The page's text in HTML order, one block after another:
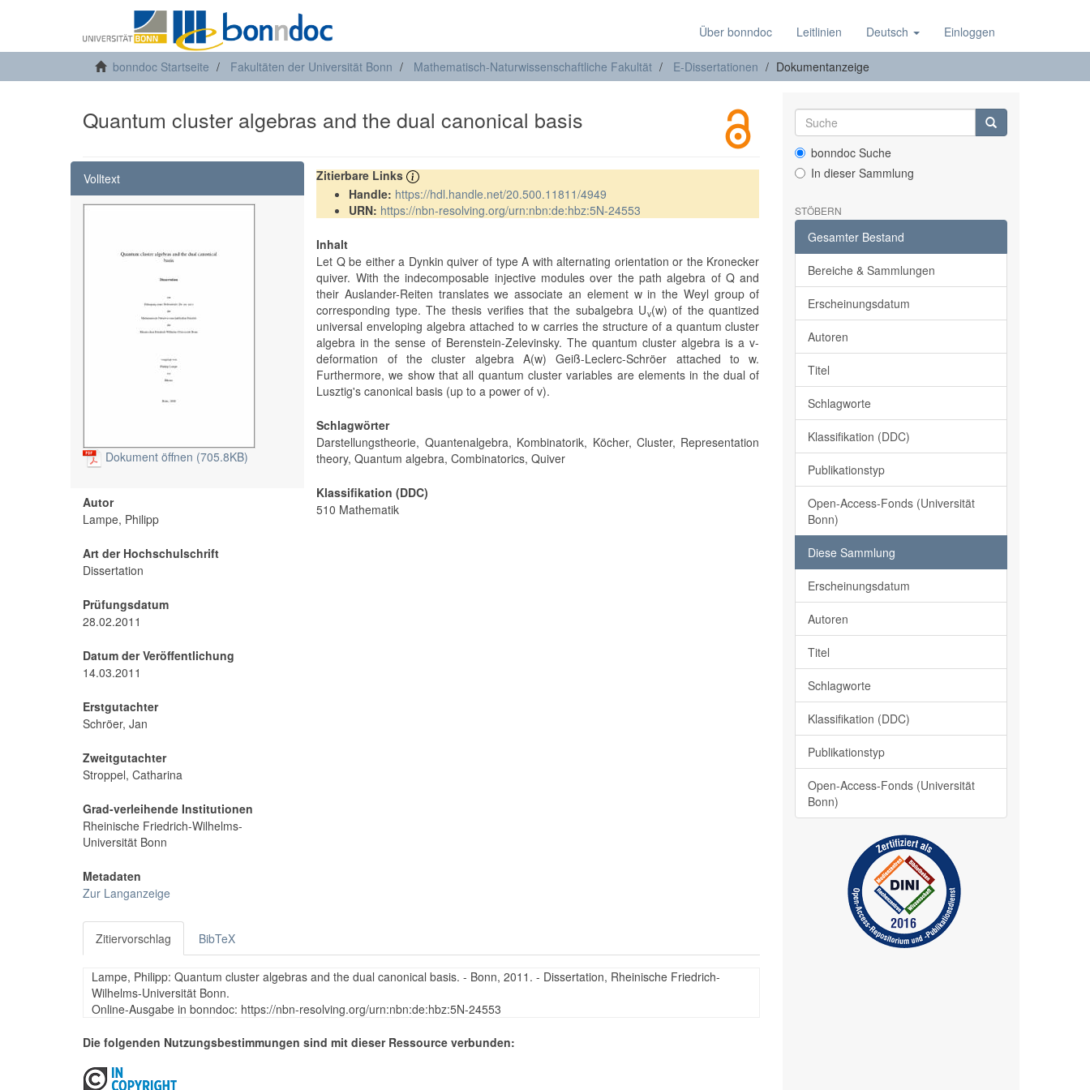
Über bonndoc Leitlinien Deutsch Einloggen
bonndoc Startseite Fakultäten der Universität Bonn Mathematisch-Naturwissenschaftliche Fakultät E-Dissertationen Dokumentanzeige
Quantum cluster algebras and the dual canonical basis
Volltext
Dokument öffnen (705.8KB)
Autor
Lampe, Philipp
Art der Hochschulschrift
Dissertation
Prüfungsdatum
28.02.2011
Datum der Veröffentlichung
14.03.2011
Erstgutachter
Schröer, Jan
Zweitgutachter
Stroppel, Catharina
Grad-verleihende Institutionen
Rheinische Friedrich-Wilhelms-
Universität Bonn
Metadaten
Zur Langanzeige
Zitierbare Links
Handle: https://hdl.handle.net/20.500.11811/4949
URN: https://nbn-resolving.org/urn:nbn:de:hbz:5N-24553
Inhalt
Let Q be either a Dynkin quiver of type A with alternating orientation or the Kronecker
quiver. With the indecomposable injective modules over the path algebra of Q and
their Auslander-Reiten translates we associate an element w in the Weyl group of
corresponding type. The thesis verifies that the subalgebra Uv(w) of the quantized
universal enveloping algebra attached to w carries the structure of a quantum cluster
algebra in the sense of Berenstein-Zelevinsky. The quantum cluster algebra is a v-
deformation of the cluster algebra A(w) Geiß-Leclerc-Schröer attached to w.
Furthermore, we show that all quantum cluster variables are elements in the dual of
Lusztig's canonical basis (up to a power of v).
Schlagwörter
Darstellungstheorie, Quantenalgebra, Kombinatorik, Köcher, Cluster, Representation
theory, Quantum algebra, Combinatorics, Quiver
Klassifikation (DDC)
510 Mathematik
Zitiervorschlag BibTeX
Lampe, Philipp: Quantum cluster algebras and the dual canonical basis. - Bonn, 2011. - Dissertation, Rheinische Friedrich-
Wilhelms-Universität Bonn.
Online-Ausgabe in bonndoc: https://nbn-resolving.org/urn:nbn:de:hbz:5N-24553
Die folgenden Nutzungsbestimmungen sind mit dieser Ressource verbunden:
bonndoc Suche
In dieser Sammlung
STÖBERN
Gesamter Bestand
Bereiche & Sammlungen
Erscheinungsdatum
Autoren
Titel
Schlagworte
Klassifikation (DDC)
Publikationstyp
Open-Access-Fonds (Universität
Bonn)
Diese Sammlung
Erscheinungsdatum
Autoren
Titel
Schlagworte
Klassifikation (DDC)
Publikationstyp
Open-Access-Fonds (Universität
Bonn)